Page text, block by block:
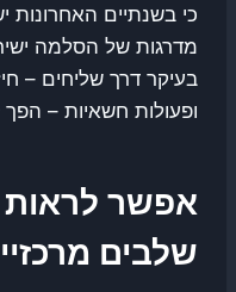
כי בשנתיים האחרונות
מדרגות של הסלמה
בעיקר דרך שליחים –
ופעולות חשאיות – הפך
אפשר
שלבים